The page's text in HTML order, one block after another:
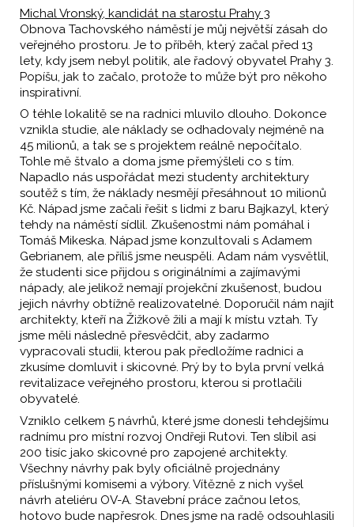
Michal Vronský, kandidát na starostu Prahy 3
Obnova Tachovského náměstí je můj největší zásah do
veřejného prostoru. Je to příběh, který začal před 13
lety, kdy jsem nebyl politik, ale řadový obyvatel Prahy 3.
Popíšu, jak to začalo, protože to může být pro někoho
inspirativní.
O téhle lokalitě se na radnici mluvilo dlouho. Dokonce
vznikla studie, ale náklady se odhadovaly nejméně na
45 milionů, a tak se s projektem reálně nepočítalo.
Tohle mě štvalo a doma jsme přemýšleli co s tím.
Napadlo nás uspořádat mezi studenty architektury
soutěž s tím, že náklady nesmějí přesáhnout 10 milionů
Kč. Nápad jsme začali řešit s lidmi z baru Bajkazyl, který
tehdy na náměstí sídlil. Zkušenostmi nám pomáhal i
Tomáš Mikeska. Nápad jsme konzultovali s Adamem
Gebrianem, ale příliš jsme neuspěli. Adam nám vysvětlil,
že studenti sice přijdou s originálními a zajímavými
nápady, ale jelikož nemají projekční zkušenost, budou
jejich návrhy obtížně realizovatelné. Doporučil nám najít
architekty, kteří na Žižkově žili a mají k místu vztah. Ty
jsme měli následně přesvědčit, aby zadarmo
vypracovali studii, kterou pak předložíme radnici a
zkusíme domluvit i skicovné. Prý by to byla první velká
revitalizace veřejného prostoru, kterou si protlačili
obyvatelé.
Vzniklo celkem 5 návrhů, které jsme donesli tehdejšímu
radnímu pro místní rozvoj Ondřeji Rutovi. Ten slíbil asi
200 tisíc jako skicovné pro zapojené architekty.
Všechny návrhy pak byly oficiálně projednány
příslušnými komisemi a výbory. Vítězně z nich vyšel
návrh ateliéru OV-A. Stavební práce začnou letos,
hotovo bude napřesrok. Dnes jsme na radě odsouhlasili